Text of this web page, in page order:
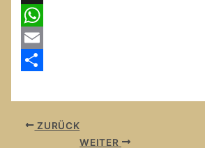
X
WhatsApp
Email
ZURÜCK
WEITER